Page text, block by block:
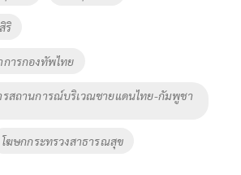
n
ริ
ารกองทัพไทย
รสถานการณ์บริเวณชายแดนไทย-กัมพูชา
โฆษกกระทรวงสาธารณสุข